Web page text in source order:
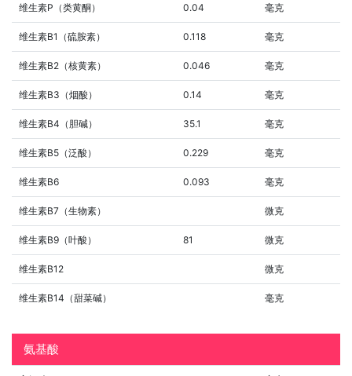
维生素P（类黄酮） 0.04 毫克
维生素B1（硫胺素） 0.118 毫克
维生素B2（核黄素） 0.046 毫克
维生素B3（烟酸） 0.14 毫克
维生素B4（胆碱） 35.1 毫克
维生素B5（泛酸） 0.229 毫克
维生素B6 0.093 毫克
维生素B7（生物素） 微克
维生素B9（叶酸） 81 微克
维生素B12 微克
维生素B14（甜菜碱） 毫克
氨基酸